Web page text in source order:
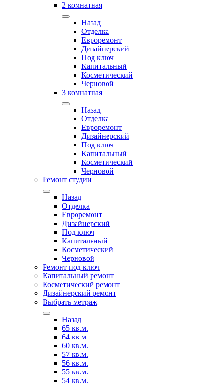
2 комнатная
Назад
Отделка
Евроремонт
Дизайнерский
Под ключ
Капитальный
Косметический
Черновой
3 комнатная
Назад
Отделка
Евроремонт
Дизайнерский
Под ключ
Капитальный
Косметический
Черновой
Ремонт студии
Назад
Отделка
Евроремонт
Дизайнерский
Под ключ
Капитальный
Косметический
Черновой
Ремонт под ключ
Капитальный ремонт
Косметический ремонт
Дизайнерский ремонт
Выбрать метраж
Назад
65 кв.м.
64 кв.м.
60 кв.м.
57 кв.м.
56 кв.м.
55 кв.м.
54 кв.м.